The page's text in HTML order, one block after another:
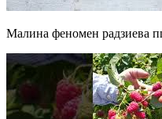
Малина феномен радзиева